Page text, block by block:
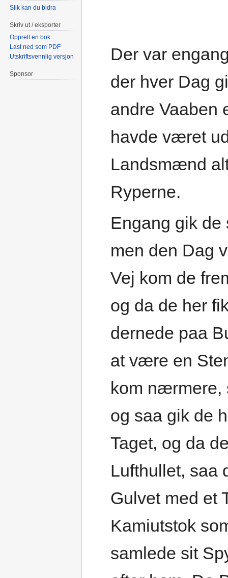
Der var
der hver Dag
andre Vaaben
havde været
Landsmænd
Ryperne.
Engang gik
men den Dag
Vej kom de
og da de her
dernede paa
at være en
kom nærmere,
og saa gik de
Taget, og da
Lufthullet, saa
Gulvet med et
Kamiutstok
samlede sit
Slik kan du bidra
Skriv ut / eksporter
Opprett en bok
Last ned som PDF
Utskriftsvennlig versjon
Sponsor